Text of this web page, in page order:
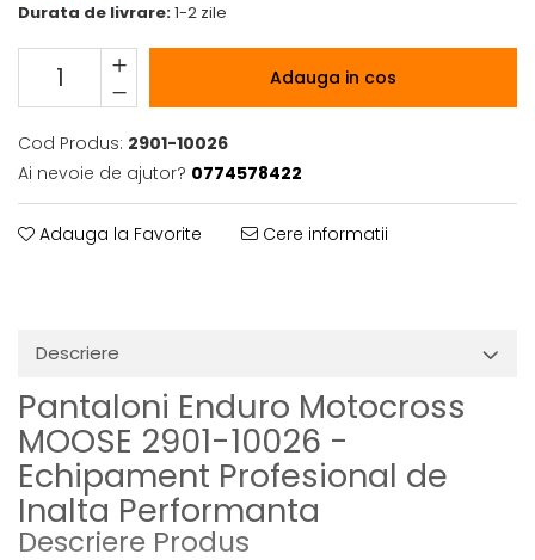
Durata de livrare:1-2 zile
Adauga in cos
Cod Produs: 2901-10026
Ai nevoie de ajutor? 0774578422
Adauga la Favorite Cere informatii
Descriere
Pantaloni Enduro Motocross
MOOSE 2901-10026 -
Echipament Profesional de
Inalta Performanta
Descriere Produs